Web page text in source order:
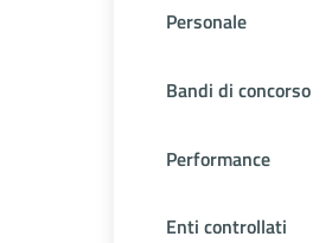
Personale
Bandi di concorso
Performance
Enti controllati